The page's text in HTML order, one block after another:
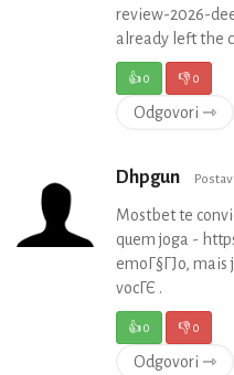
review-2026-
already left the
👍0 👎0
Odgovori ⇾
Dhpgun
Mostbet te
quem joga -
emoГ§ГЈo, mais
vocГЄ .
👍0 👎0
Odgovori ⇾